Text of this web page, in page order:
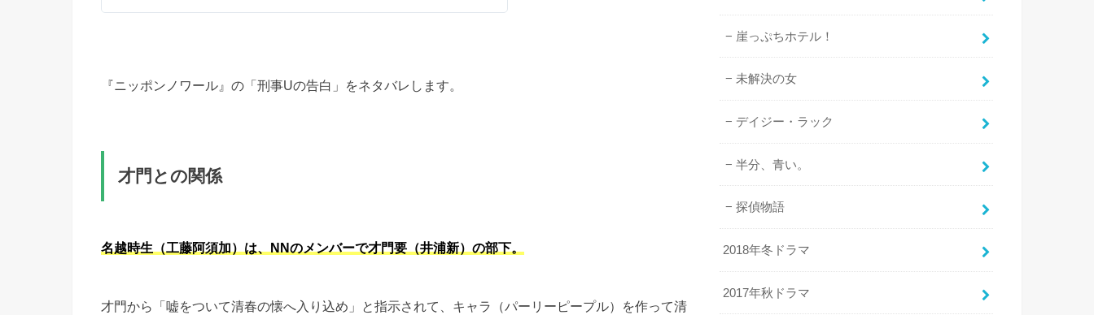
『ニッポンノワール』の「刑事Uの告白」をネタバレします。
才門との関係
名越時生（工藤阿須加）は、NNのメンバーで才門要（井浦新）の部下。
才門から「嘘をついて清春の懐へ入り込め」と指示されて、キャラ（パーリーピープル）を作って清
崖っぷちホテル！
未解決の女
デイジー・ラック
半分、青い。
探偵物語
2018年冬ドラマ
2017年秋ドラマ